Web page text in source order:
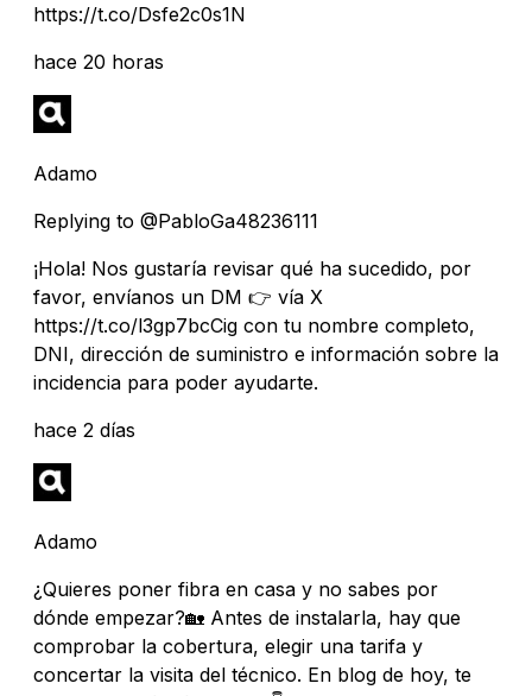
https://t.co/Dsfe2c0s1N
hace 20 horas
Adamo
Replying to @PabloGa48236111
¡Hola! Nos gustaría revisar qué ha sucedido, por
favor, envíanos un DM 👉 vía X
https://t.co/l3gp7bcCig con tu nombre completo,
DNI, dirección de suministro e información sobre la
incidencia para poder ayudarte.
hace 2 días
Adamo
¿Quieres poner fibra en casa y no sabes por
dónde empezar?🏡 Antes de instalarla, hay que
comprobar la cobertura, elegir una tarifa y
concertar la visita del técnico. En blog de hoy, te